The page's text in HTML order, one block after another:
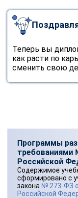
Теперь вы
как расти по
сменить свою
Программы
требованиями
Российской
Содержимое
сформировано с
закона № 273-ФЗ
Российской